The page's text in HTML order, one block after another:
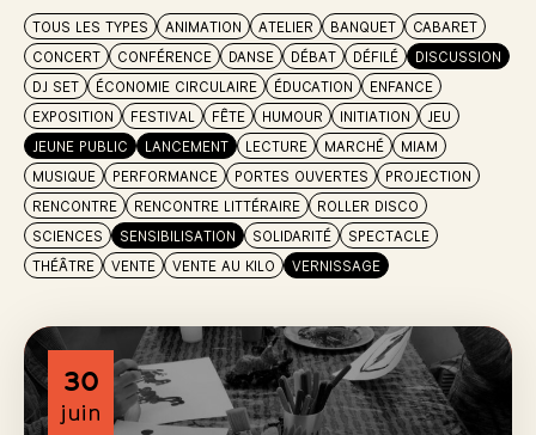
TOUS LES TYPES ANIMATION ATELIER BANQUET
CABARET
CONCERT
CONFÉRENCE DANSE DÉBAT DÉFILÉ
DISCUSSION
DJ SET
ÉCONOMIE CIRCULAIRE ÉDUCATION
ENFANCE
EXPOSITION
FESTIVAL FÊTE HUMOUR INITIATION
JEU
JEUNE PUBLIC
LANCEMENT LECTURE MARCHÉ
MIAM
MUSIQUE
PERFORMANCE PORTES OUVERTES
PROJECTION
RENCONTRE
RENCONTRE LITTÉRAIRE
ROLLER DISCO
SCIENCES
SENSIBILISATION SOLIDARITÉ
SPECTACLE
THÉÂTRE
VENTE VENTE AU KILO VERNISSAGE
30
juin